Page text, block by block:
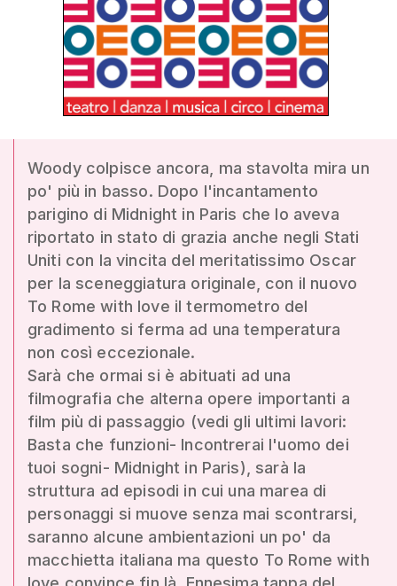
Woody colpisce ancora, ma stavolta mira un
po' più in basso. Dopo l'incantamento
parigino di Midnight in Paris che lo aveva
riportato in stato di grazia anche negli Stati
Uniti con la vincita del meritatissimo Oscar
per la sceneggiatura originale, con il nuovo
To Rome with love il termometro del
gradimento si ferma ad una temperatura
non così eccezionale.
Sarà che ormai si è abituati ad una
filmografia che alterna opere importanti a
film più di passaggio (vedi gli ultimi lavori:
Basta che funzioni- Incontrerai l'uomo dei
tuoi sogni- Midnight in Paris), sarà la
struttura ad episodi in cui una marea di
personaggi si muove senza mai scontrarsi,
saranno alcune ambientazioni un po' da
macchietta italiana ma questo To Rome with